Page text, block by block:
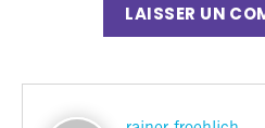
LAISSER UN